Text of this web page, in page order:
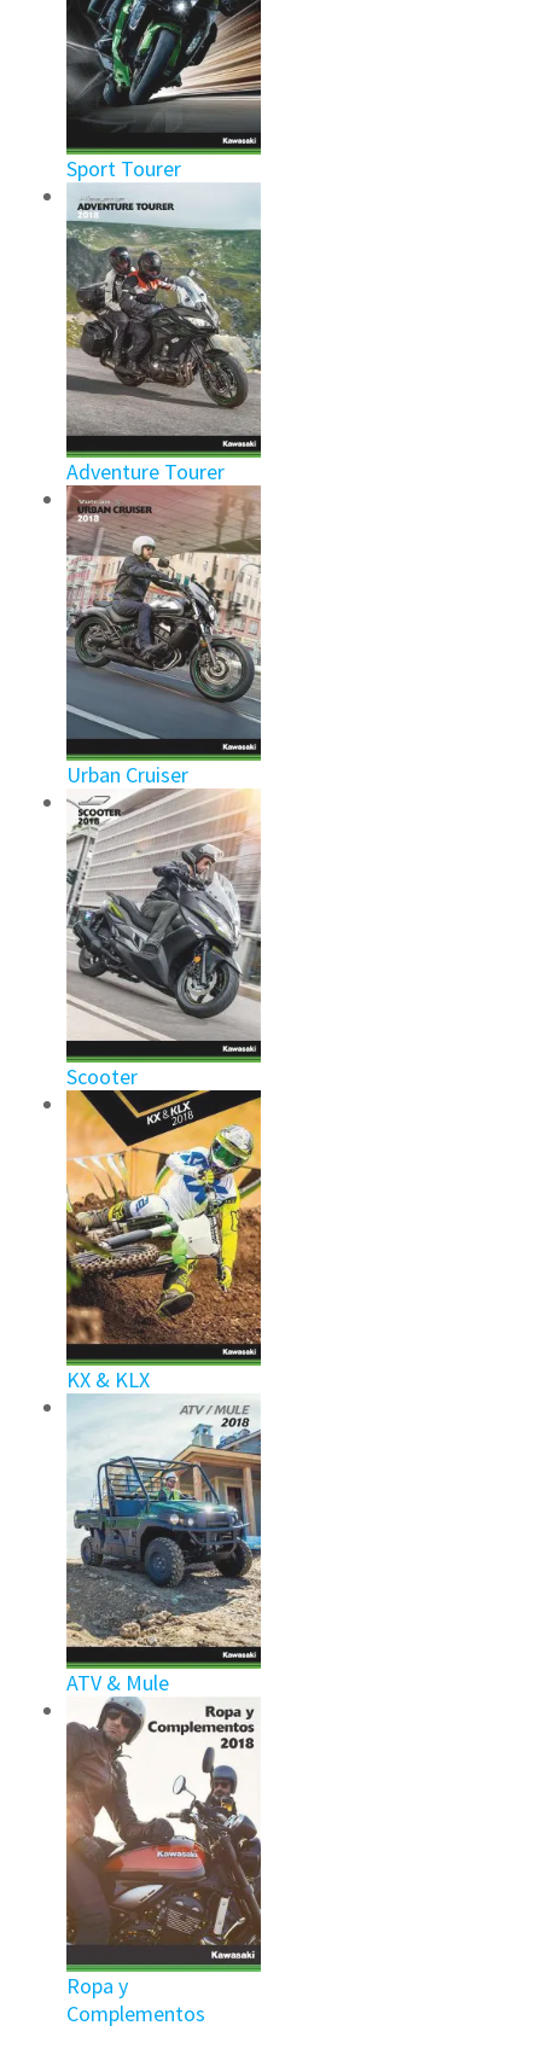
Sport Tourer
Adventure Tourer
Urban Cruiser
Scooter
KX & KLX
ATV & Mule
Ropa y
Complementos